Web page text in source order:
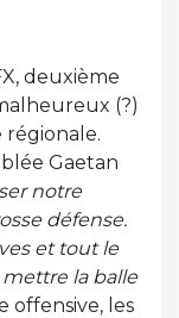
deuxième
(?)
régionale.
Gaetan
notre
défense.
et tout le
la balle
offensive, les